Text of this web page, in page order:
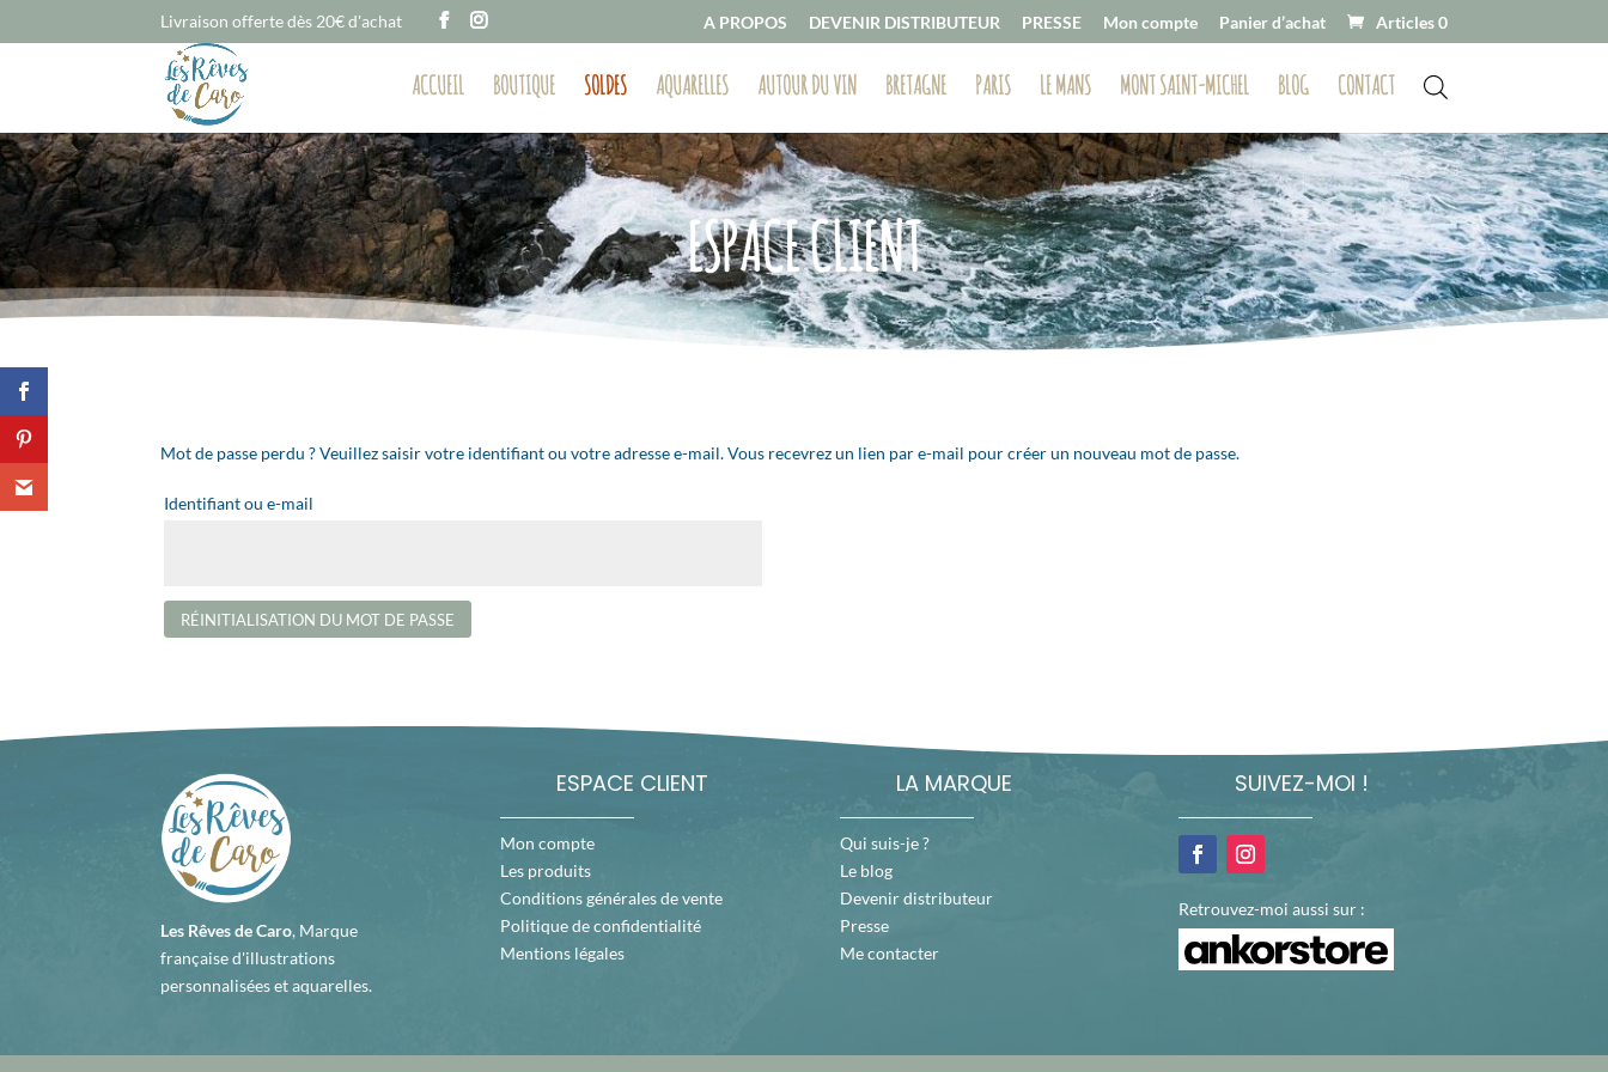
Livraison offerte dès 20€ d'achat A PROPOS DEVENIR DISTRIBUTEUR PRESSE Mon compte Panier d’achat Articles 0
ACCUEIL BOUTIQUE SOLDES AQUARELLES AUTOUR DU VIN BRETAGNE PARIS LE MANS MONT SAINT-MICHEL BLOG CONTACT
ESPACE CLIENT
Mot de passe perdu ? Veuillez saisir votre identifiant ou votre adresse e-mail. Vous recevrez un lien par e-mail pour créer un nouveau mot de passe.
Identifiant ou e-mail
RÉINITIALISATION DU MOT DE PASSE
Les Rêves de Caro, Marque
française d'illustrations
personnalisées et aquarelles.
ESPACE CLIENT
Mon compte
Les produits
Conditions générales de vente
Politique de confidentialité
Mentions légales
LA MARQUE
Qui suis-je ?
Le blog
Devenir distributeur
Presse
Me contacter
SUIVEZ-MOI !
Retrouvez-moi aussi sur :